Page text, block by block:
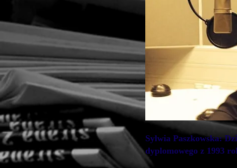
Sylwia Paszkowska:
dyplomowego z 1993